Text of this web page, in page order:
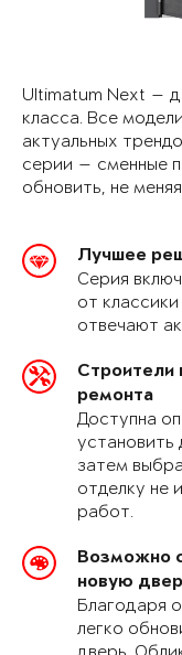
Ultimatum Next —
класса. Все
актуальных
серии — сменные
обновить, не
Лучшее
Серия
от
отвечают
Строители
ремонта
Доступна
установить
затем
отделку не
работ.
Возможно
новую
Благодаря
легко